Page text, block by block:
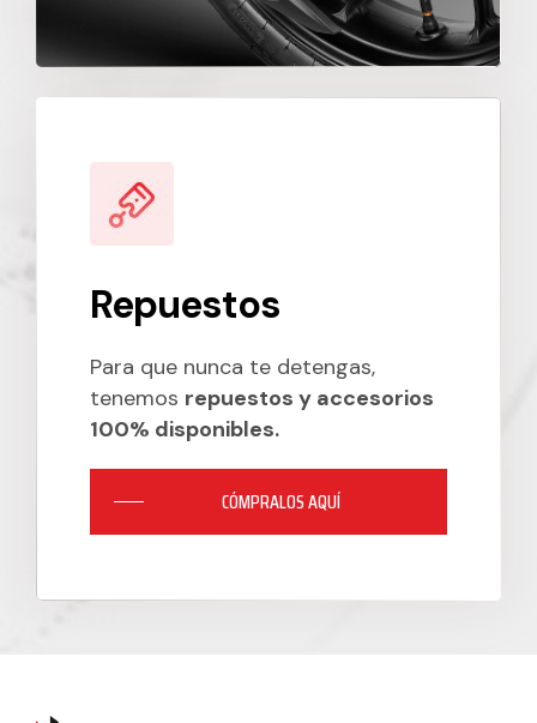
Repuestos
Para que nunca te detengas,
tenemos repuestos y accesorios
100% disponibles.
CÓMPRALOS AQUÍ